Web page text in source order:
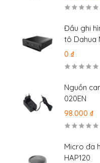
Đầu ghi
tô Dahua
0 ₫
Nguồn
020EN
98.000 ₫
Micro đa
HAP120